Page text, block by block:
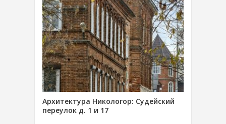
Архитектура Никологор: Судейский
переулок д. 1 и 17